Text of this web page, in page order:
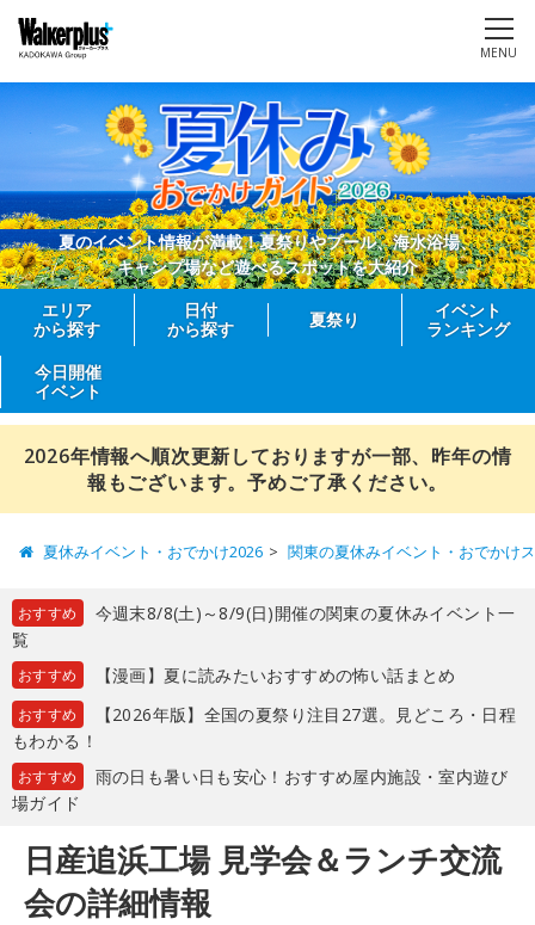
MENU
夏のイベント情報が満載！夏祭りやプール、海水浴場、
キャンプ場など遊べるスポットを大紹介
エリア
から探す
日付
から探す
夏祭り
イベント
ランキング
今日開催
イベント
2026年情報へ順次更新しておりますが一部、昨年の情
報もございます。予めご了承ください。
夏休みイベント・おでかけ2026 関東の夏休みイベント・おでかけ
おすすめ
今週末8/8(土)～8/9(日)開催の関東の夏休みイベント一
覧
おすすめ 【漫画】夏に読みたいおすすめの怖い話まとめ
おすすめ
【2026年版】全国の夏祭り注目27選。見どころ・日程
もわかる！
おすすめ
雨の日も暑い日も安心！おすすめ屋内施設・室内遊び
場ガイド
日産追浜工場 見学会＆ランチ交流
会の詳細情報